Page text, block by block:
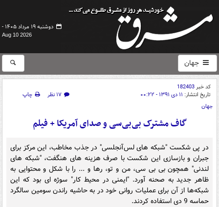
دوشنبه ۱۹ مرداد ۱۴۰۵ -
Aug 10 2026
جهان
کد خبر182403
تاریخ انتشار: ۱۱ دی ۱۳۹۱ - ۰۰:۲۲ ۱۷ نظر
چاپ
جهان
گاف مشترک بی‌بی‌سی و صدای‌ آمریکا + فیلم
در پی شکست "شبکه های لس‌آنجلسی" در جذب مخاطب، این مرکز برای
جبران و بازسازی این شکست با صرف هزینه های هنگفت، "شبکه های
لندنی" همچون بی بی سی، من و تو، رها و ... را با شکل و محتوایی به
ظاهر جدید به صحنه آورد. "ایمنی در محیط کار" سوژه ای بود که این
شبکه‌ها از آن برای عملیات روانی خود در به حاشیه راندن سومین سالگرد
حماسه 9 دی استفاده کردند.